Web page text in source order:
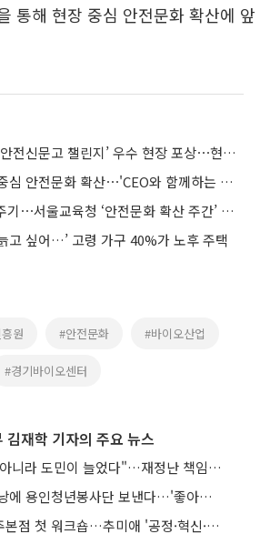
통해 현장 중심 안전문화 확산에 앞
한화 건설부문, ‘안전신문고 챌린지’ 우수 현장 포상⋯현장 중심 안전문화 확산
서부발전, 현장 중심 안전문화 확산⋯'CEO와 함께하는 안전동행' 개최
세월호 참사 12주기⋯서울교육청 ‘안전문화 확산 주간’ 운영
고 싶어…’ 고령 가구 40%가 노후 주택
원 #안전문화 #바이오산업
#경기바이오센터
김재학 기자의 주요 뉴스
추미애 "복지가 아니라 도민이 늘었다"…재정난 책임론 정면돌파
이상일 시장, 다낭에 용인청년봉사단 보낸다…'좋아용 거리' 만든다
경기신보, 남양주본점 첫 워크숍…추미애 '공정·혁신·포용' 전면 반영